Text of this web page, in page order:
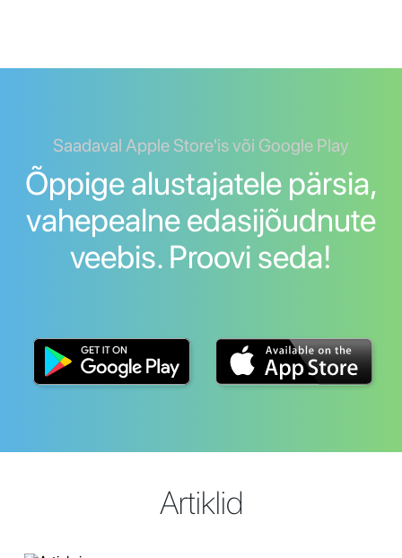
Saadaval Apple Store'is või Google Play
Õppige alustajatele pärsia,
vahepealne edasijõudnute
veebis. Proovi seda!
Artiklid